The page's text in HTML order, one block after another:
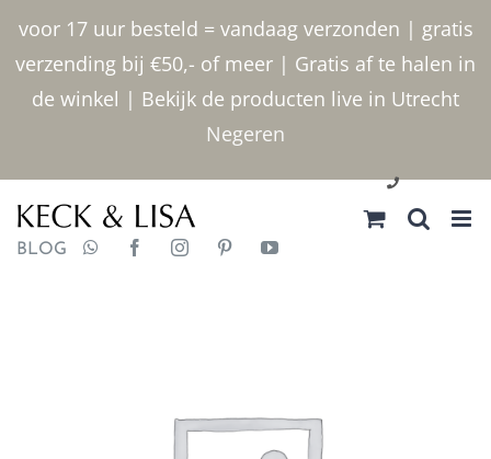
voor 17 uur besteld = vandaag verzonden | gratis
verzending bij €50,- of meer | Gratis af te halen in
de winkel | Bekijk de producten live in Utrecht
Negeren
inhoud
030 2400000
BLOG